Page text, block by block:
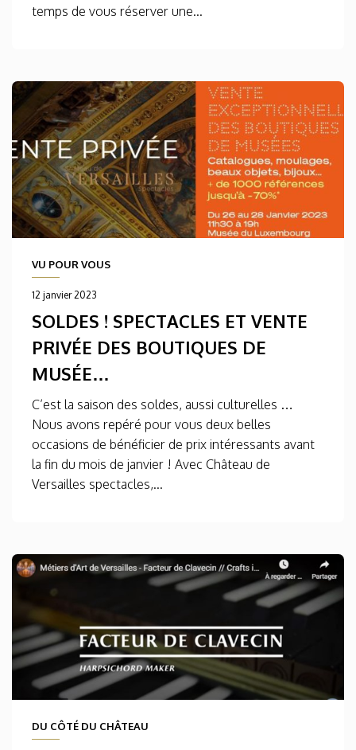
temps de vous réserver une...
VU POUR VOUS
12 janvier 2023
SOLDES ! SPECTACLES ET VENTE
PRIVÉE DES BOUTIQUES DE
MUSÉE…
C’est la saison des soldes, aussi culturelles …
Nous avons repéré pour vous deux belles
occasions de bénéficier de prix intéressants avant
la fin du mois de janvier ! Avec Château de
Versailles spectacles,...
DU CÔTÉ DU CHÂTEAU